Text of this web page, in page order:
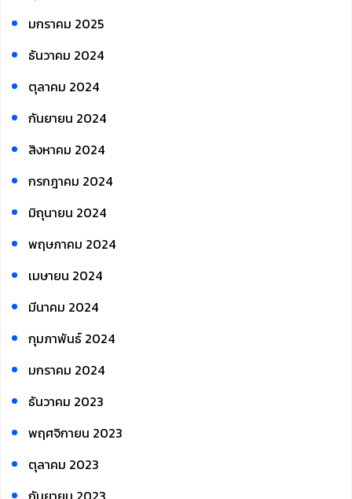
มกราคม 2025
ธันวาคม 2024
ตุลาคม 2024
กันยายน 2024
สิงหาคม 2024
กรกฎาคม 2024
มิถุนายน 2024
พฤษภาคม 2024
เมษายน 2024
มีนาคม 2024
กุมภาพันธ์ 2024
มกราคม 2024
ธันวาคม 2023
พฤศจิกายน 2023
ตุลาคม 2023